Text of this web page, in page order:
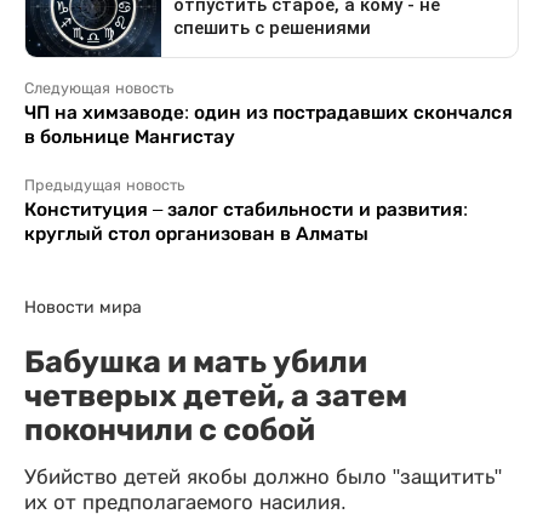
Следующая новость
ЧП на химзаводе: один из пострадавших скончался
в больнице Мангистау
Предыдущая новость
Конституция – залог стабильности и развития:
круглый стол организован в Алматы
Новости мира
Бабушка и мать убили
четверых детей, а затем
покончили с собой
Убийство детей якобы должно было "защитить"
их от предполагаемого насилия.